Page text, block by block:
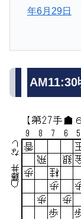
年6月29日
AM11:30